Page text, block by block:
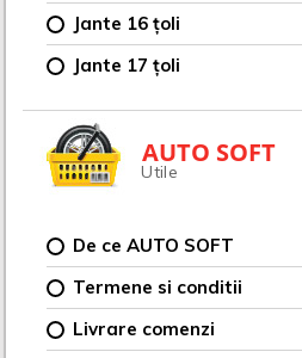
Jante 16 țoli
Jante 17 țoli
AUTO SOFT
Utile
De ce AUTO SOFT
Termene si conditii
Livrare comenzi